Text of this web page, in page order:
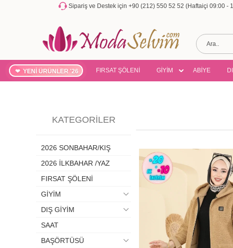
Sipariş ve Destek için +90 (212) 550 52 52 (Haftaiçi 09:00 -
YENİ ÜRÜNLER '26 FIRSAT ŞÖLENİ GİYİM ABİYE
KATEGORILER
2026 SONBAHAR/KIŞ
2026 İLKBAHAR /YAZ
FIRSAT ŞÖLENİ
GİYİM
DIŞ GİYİM
SAAT
BAŞÖRTÜSÜ